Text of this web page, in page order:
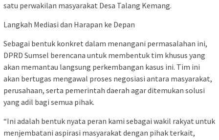
satu perwakilan masyarakat Desa Talang Kemang.
Langkah Mediasi dan Harapan ke Depan
Sebagai bentuk konkret dalam menangani permasalahan ini,
DPRD Sumsel berencana untuk membentuk tim khusus yang
akan memantau langsung perkembangan kasus ini. Tim ini
akan bertugas mengawal proses negosiasi antara masyarakat,
perusahaan, serta pemerintah daerah agar ditemukan solusi
yang adil bagi semua pihak.
“Ini adalah bentuk nyata peran kami sebagai wakil rakyat untuk
menjembatani aspirasi masyarakat dengan pihak terkait,